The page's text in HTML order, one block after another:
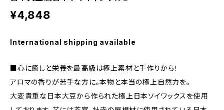
¥4,848
International shipping available
■心に癒しと栄養を最高級は極上素材と手作りから！
アロマの香りが苦手な方に。本物と本当の極上自然力を。
大変貴重な日本大豆から作られた極上日本ソイワックスを使用